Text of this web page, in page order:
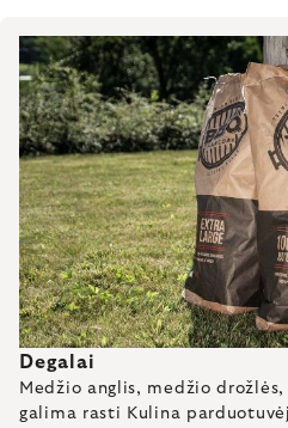
Degalai
Medžio anglis, medžio
galima rasti Kulina